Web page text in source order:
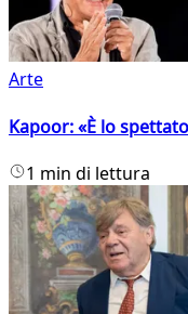
Arte
Kapoor: «È lo
1 min di lettura